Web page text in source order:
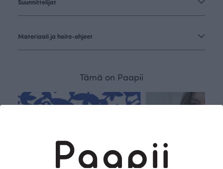
Suunnittelijat
Materiaali ja hoito-ohjeet
Tämä on Paapii